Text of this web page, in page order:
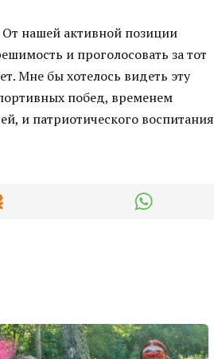
От нашей активной позиции
и проголосовать за тот
Мне бы хотелось видеть эту
побед, временем
и патриотического воспитания